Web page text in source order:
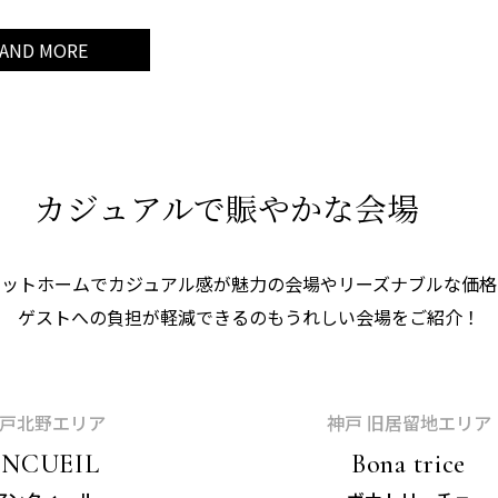
MORE
カジュアルで賑やかな会場
トホームでカジュアル感が魅力の会場やリーズナブルな価
ゲストへの負担が軽減できるのも うれしい会場をご紹介！
北野エリア 神戸 旧居留地エリア
Bona trice